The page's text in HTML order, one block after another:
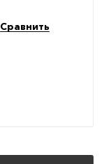
Сравнить